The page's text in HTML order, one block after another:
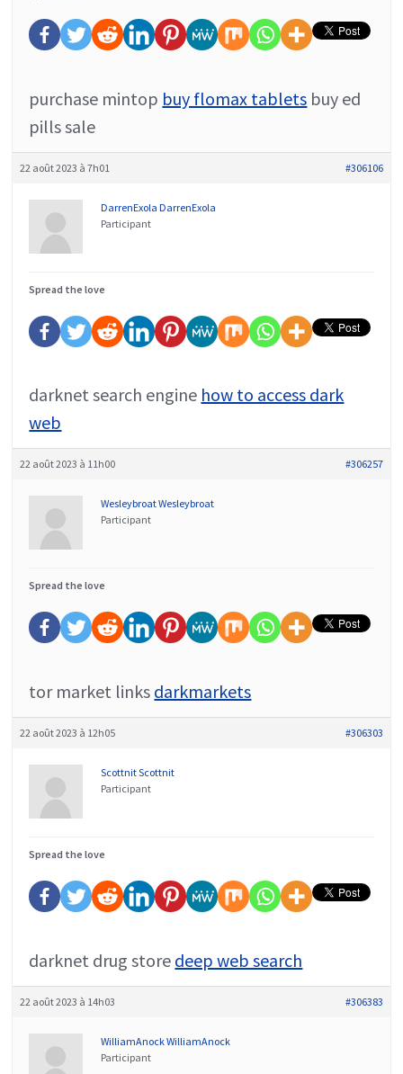
purchase mintop buy flomax tablets buy ed
pills sale
22 août 2023 à 7h01 #306106
DarrenExola DarrenExola
Participant
Spread the love
darknet search engine how to access dark
web
22 août 2023 à 11h00 #306257
Wesleybroat Wesleybroat
Participant
Spread the love
tor market links darkmarkets
22 août 2023 à 12h05 #306303
Scottnit Scottnit
Participant
Spread the love
darknet drug store deep web search
22 août 2023 à 14h03 #306383
WilliamAnock WilliamAnock
Participant